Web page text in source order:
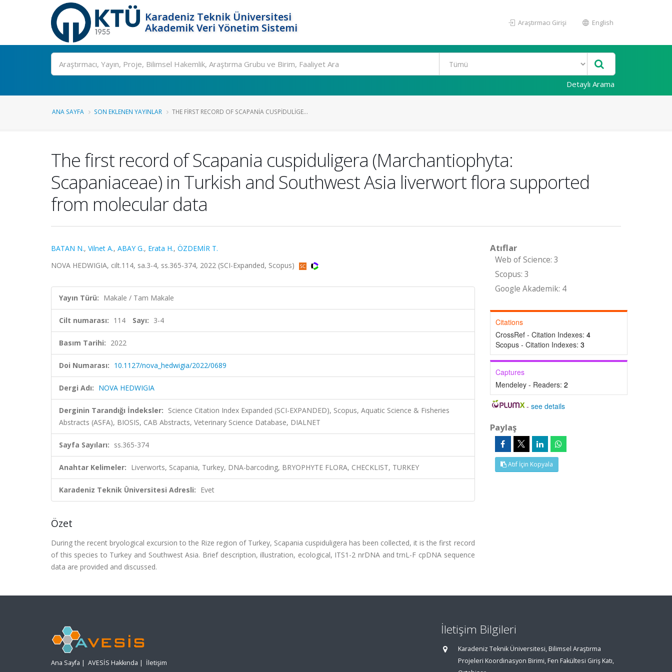
Karadeniz Teknik Üniversitesi
Akademik Veri Yönetim Sistemi
Araştırmacı Girişi English
Ara
Detaylı Arama
ANA SAYFA SON EKLENEN YAYINLAR THE FIRST RECORD OF SCAPANIA CUSPIDULIGE...
The first record of Scapania cuspiduligera (Marchantiophyta:
Scapaniaceae) in Turkish and Southwest Asia liverwort flora supported
from molecular data
BATAN N., Vilnet A., ABAY G., Erata H., ÖZDEMİR T.
NOVA HEDWIGIA, cilt.114, sa.3-4, ss.365-374, 2022 (SCI-Expanded, Scopus)
Yayın Türü: Makale / Tam Makale
Cilt numarası: 114 Sayı: 3-4
Basım Tarihi: 2022
Doi Numarası: 10.1127/nova_hedwigia/2022/0689
Dergi Adı: NOVA HEDWIGIA
Derginin Tarandığı İndeksler: Science Citation Index Expanded (SCI-EXPANDED), Scopus, Aquatic Science & Fisheries
Abstracts (ASFA), BIOSIS, CAB Abstracts, Veterinary Science Database, DIALNET
Sayfa Sayıları: ss.365-374
Anahtar Kelimeler: Liverworts, Scapania, Turkey, DNA-barcoding, BRYOPHYTE FLORA, CHECKLIST, TURKEY
Karadeniz Teknik Üniversitesi Adresli: Evet
Özet
During the recent bryological excursion to the Rize region of Turkey, Scapania cuspiduligera has been collected, it is the first record
of this species to Turkey and Southwest Asia. Brief description, illustration, ecological, ITS1-2 nrDNA and trnL-F cpDNA sequence
data are provided and discussed.
Atıflar
Web of Science: 3
Scopus: 3
Google Akademik: 4
Citations
CrossRef - Citation Indexes: 4
Scopus - Citation Indexes: 3
Captures
Mendeley - Readers: 2
-see details
Paylaş
Atıf İçin Kopyala
Ana Sayfa | AVESİS Hakkında | İletişim
İletişim Bilgileri
Karadeniz Teknik Üniversitesi, Bilimsel Araştırma
Projeleri Koordinasyon Birimi, Fen Fakültesi Giriş Katı,